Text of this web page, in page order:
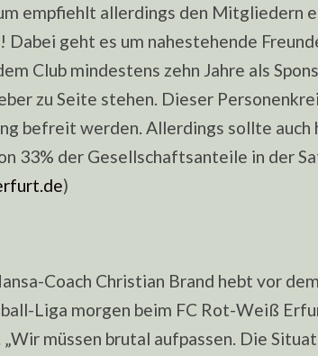
empfiehlt allerdings den Mitgliedern
Dabei geht es um nahestehende
Club mindestens zehn Jahre als
zu Seite stehen. Dieser
befreit werden. Allerdings sollte auch
33% der Gesellschaftsanteile in der
)
Coach Christian Brand hebt vor
Liga morgen beim FC Rot-Weiß
müssen brutal aufpassen. Die